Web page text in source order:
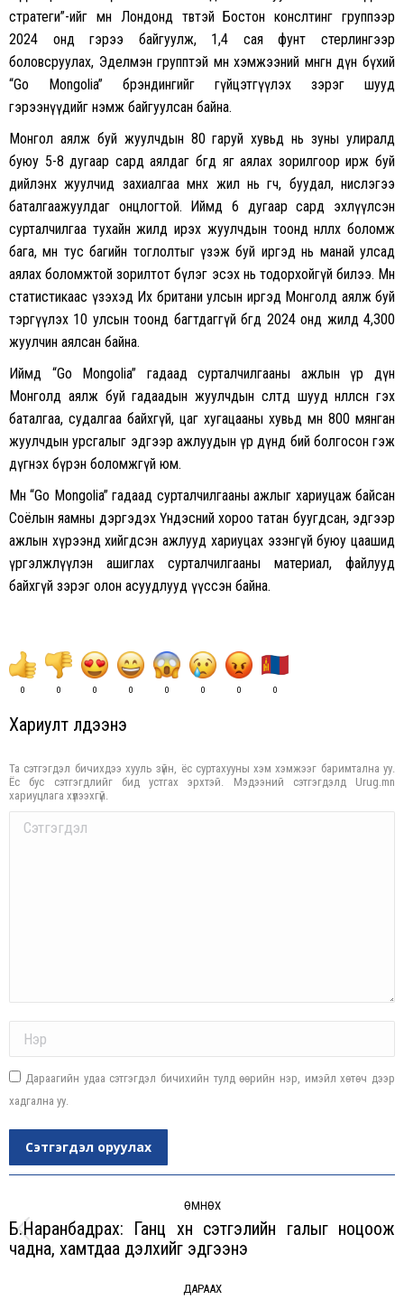
стратеги”-ийг мөн Лондонд төвтэй Бостон конслтинг группээр
2024 онд гэрээ байгуулж, 1,4 сая фунт стерлингээр
боловсруулах, Эделмэн групптэй мөн хэмжээний мөнгөн дүн бүхий
“Go Mongolia” брэндингийг гүйцэтгүүлэх зэрэг шууд
гэрээнүүдийг нэмж байгуулсан байна.
Монгол аялж буй жуулчдын 80 гаруй хувьд нь зуны улиралд
буюу 5-8 дугаар сард аялдаг бөгөөд яг аялах зорилгоор ирж буй
дийлэнх жуулчид захиалгаа өмнөх жил нь өгч, буудал, нислэгээ
баталгаажуулдаг онцлогтой. Иймд 6 дугаар сард эхлүүлсэн
сурталчилгаа тухайн жилд ирэх жуулчдын тоонд нөлөөлөх боломж
бага, мөн тус багийн тоглолтыг үзэж буй иргэд нь манай улсад
аялах боломжтой зорилтот бүлэг эсэх нь тодорхойгүй билээ. Мөн
статистикаас үзэхэд Их британи улсын иргэд Монголд аялж буй
тэргүүлэх 10 улсын тоонд багтдаггүй бөгөөд 2024 онд жилд 4,300
жуулчин аялсан байна.
Иймд “Go Mongolia” гадаад сурталчилгааны ажлын үр дүн
Монголд аялж буй гадаадын жуулчдын өсөлтөд шууд нөлөөлсөн гэх
баталгаа, судалгаа байхгүй, цаг хугацааны хувьд мөн 800 мянган
жуулчдын урсгалыг эдгээр ажлуудын үр дүнд бий болгосон гэж
дүгнэх бүрэн боломжгүй юм.
Мөн “Go Mongolia” гадаад сурталчилгааны ажлыг хариуцаж байсан
Соёлын яамны дэргэдэх Үндэсний хороо татан буугдсан, эдгээр
ажлын хүрээнд хийгдсэн ажлууд хариуцах эзэнгүй буюу цаашид
үргэлжлүүлэн ашиглах сурталчилгааны материал, файлууд
байхгүй зэрэг олон асуудлууд үүссэн байна.
0 0 0 0 0 0 0 0
Хариулт үлдээнэ үү
Та сэтгэгдэл бичихдээ хууль зүйн, ёс суртахууны хэм хэмжээг баримтална уу.
Ёс бус сэтгэгдлийг бид устгах эрхтэй. Мэдээний сэтгэгдэлд Urug.mn
хариуцлага хүлээхгүй.
Comment
Дараагийн удаа сэтгэгдэл бичихийн тулд өөрийн нэр, имэйл хөтөч дээр
хадгална уу.
Сэтгэгдэл оруулах
ӨМНӨХ
Previous
post:
Б.Наранбадрах: Ганц хүн сэтгэлийн галыг ноцоож
чадна, хамтдаа дэлхийг эдгээнэ
ДАРААХ